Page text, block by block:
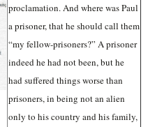
proclamation. And where was Paul
a prisoner, that he should call them
“my fellow-prisoners?” A prisoner
indeed he had not been, but he
had suffered things worse than
prisoners, in being not an alien
only to his country and his family,